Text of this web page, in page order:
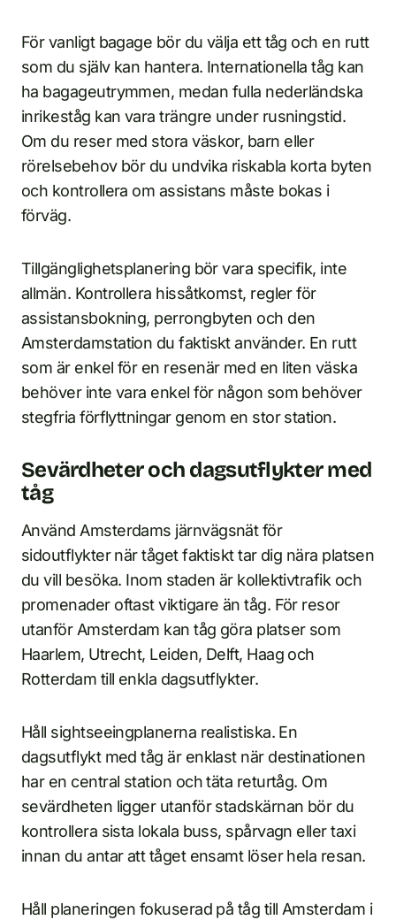
För vanligt bagage bör du välja ett tåg och en rutt
som du själv kan hantera. Internationella tåg kan
ha bagageutrymmen, medan fulla nederländska
inrikeståg kan vara trängre under rusningstid.
Om du reser med stora väskor, barn eller
rörelsebehov bör du undvika riskabla korta byten
och kontrollera om assistans måste bokas i
förväg.
Tillgänglighetsplanering bör vara specifik, inte
allmän. Kontrollera hissåtkomst, regler för
assistansbokning, perrongbyten och den
Amsterdamstation du faktiskt använder. En rutt
som är enkel för en resenär med en liten väska
behöver inte vara enkel för någon som behöver
stegfria förflyttningar genom en stor station.
Sevärdheter och dagsutflykter med
tåg
Använd Amsterdams järnvägsnät för
sidoutflykter när tåget faktiskt tar dig nära platsen
du vill besöka. Inom staden är kollektivtrafik och
promenader oftast viktigare än tåg. För resor
utanför Amsterdam kan tåg göra platser som
Haarlem, Utrecht, Leiden, Delft, Haag och
Rotterdam till enkla dagsutflykter.
Håll sightseeingplanerna realistiska. En
dagsutflykt med tåg är enklast när destinationen
har en central station och täta returtåg. Om
sevärdheten ligger utanför stadskärnan bör du
kontrollera sista lokala buss, spårvagn eller taxi
innan du antar att tåget ensamt löser hela resan.
Håll planeringen fokuserad på tåg till Amsterdam i